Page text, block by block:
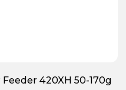
420XH 50-170g